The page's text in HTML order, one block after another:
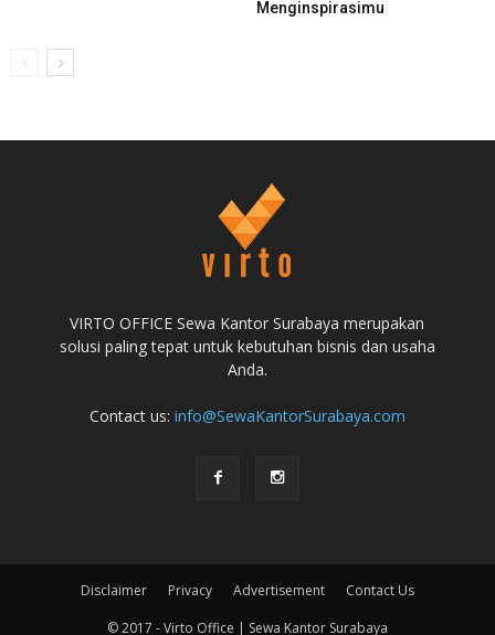
Menginspirasimu
VIRTO OFFICE Sewa Kantor Surabaya merupakan
solusi paling tepat untuk kebutuhan bisnis dan usaha
Anda.
Contact us: info@SewaKantorSurabaya.com
Disclaimer Privacy Advertisement
Contact Us
© 2017 - Virto Office | Sewa Kantor Surabaya